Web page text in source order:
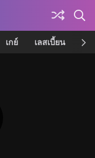
เกย์ เลสเบี้ยน เค